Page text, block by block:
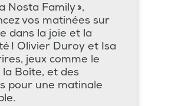
Nosta Family »,
vos matinées sur
dans la joie et la
! Olivier Duroy et Isa
jeux comme le
la Boîte, et des
pour une matinale